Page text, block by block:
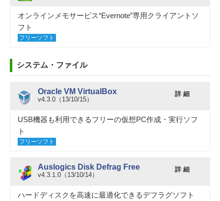
オンラインメモサービス“Evernote”専用クライアントソ
フト
フリーソフト
システム・ファイル
Oracle VM VirtualBox
v4.3.0（13/10/15）
詳 細
USB機器も利用できるフリーの仮想PC作成・実行ソフ
ト
フリーソフト
Auslogics Disk Defrag Free
v4.3.1.0（13/10/14）
詳 細
ハードディスクを高速に最適化できるデフラグソフト